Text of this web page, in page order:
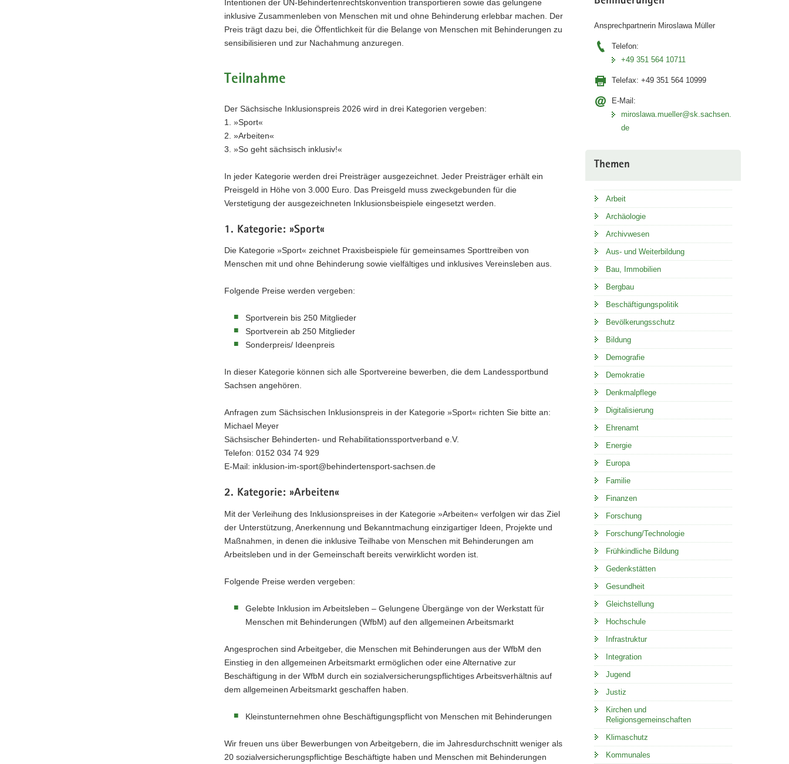
Intentionen der UN-Behindertenrechtskonvention transportieren sowie das gelungene
inklusive Zusammenleben von Menschen mit und ohne Behinderung erlebbar machen. Der
Preis trägt dazu bei, die Öffentlichkeit für die Belange von Menschen mit Behinderungen zu
sensibilisieren und zur Nachahmung anzuregen.
Teilnahme
Der Sächsische Inklusionspreis 2026 wird in drei Kategorien vergeben:
1. »Sport«
2. »Arbeiten«
3. »So geht sächsisch inklusiv!«
In jeder Kategorie werden drei Preisträger ausgezeichnet. Jeder Preisträger erhält ein
Preisgeld in Höhe von 3.000 Euro. Das Preisgeld muss zweckgebunden für die
Verstetigung der ausgezeichneten Inklusionsbeispiele eingesetzt werden.
1. Kategorie: »Sport«
Die Kategorie »Sport« zeichnet Praxisbeispiele für gemeinsames Sporttreiben von
Menschen mit und ohne Behinderung sowie vielfältiges und inklusives Vereinsleben aus.
Folgende Preise werden vergeben:
Sportverein bis 250 Mitglieder
Sportverein ab 250 Mitglieder
Sonderpreis/ Ideenpreis
In dieser Kategorie können sich alle Sportvereine bewerben, die dem Landessportbund
Sachsen angehören.
Anfragen zum Sächsischen Inklusionspreis in der Kategorie »Sport« richten Sie bitte an:
Michael Meyer
Sächsischer Behinderten- und Rehabilitationssportverband e.V.
Telefon: 0152 034 74 929
E-Mail: inklusion-im-sport@behindertensport-sachsen.de
2. Kategorie: »Arbeiten«
Mit der Verleihung des Inklusionspreises in der Kategorie »Arbeiten« verfolgen wir das Ziel
der Unterstützung, Anerkennung und Bekanntmachung einzigartiger Ideen, Projekte und
Maßnahmen, in denen die inklusive Teilhabe von Menschen mit Behinderungen am
Arbeitsleben und in der Gemeinschaft bereits verwirklicht worden ist.
Folgende Preise werden vergeben:
Gelebte Inklusion im Arbeitsleben – Gelungene Übergänge von der Werkstatt für
Menschen mit Behinderungen (WfbM) auf den allgemeinen Arbeitsmarkt
Angesprochen sind Arbeitgeber, die Menschen mit Behinderungen aus der WfbM den
Einstieg in den allgemeinen Arbeitsmarkt ermöglichen oder eine Alternative zur
Beschäftigung in der WfbM durch ein sozialversicherungspflichtiges Arbeitsverhältnis auf
dem allgemeinen Arbeitsmarkt geschaffen haben.
Kleinstunternehmen ohne Beschäftigungspflicht von Menschen mit Behinderungen
Wir freuen uns über Bewerbungen von Arbeitgebern, die im Jahresdurchschnitt weniger als
20 sozialversicherungspflichtige Beschäftigte haben und Menschen mit Behinderungen
Ansprechpartnerin Miroslawa Müller
Telefon:
+49 351 564 10711
Telefax: +49 351 564 10999
E-Mail:
miroslawa.mueller@sk.sachsen.
de
Themen
Arbeit
Archäologie
Archivwesen
Aus- und Weiterbildung
Bau, Immobilien
Bergbau
Beschäftigungspolitik
Bevölkerungsschutz
Bildung
Demografie
Demokratie
Denkmalpflege
Digitalisierung
Ehrenamt
Energie
Europa
Familie
Finanzen
Forschung
Forschung/Technologie
Frühkindliche Bildung
Gedenkstätten
Gesundheit
Gleichstellung
Hochschule
Infrastruktur
Integration
Jugend
Justiz
Kirchen und
Religionsgemeinschaften
Klimaschutz
Kommunales